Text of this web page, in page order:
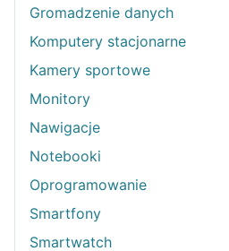
Gromadzenie danych
Komputery stacjonarne
Kamery sportowe
Monitory
Nawigacje
Notebooki
Oprogramowanie
Smartfony
Smartwatch